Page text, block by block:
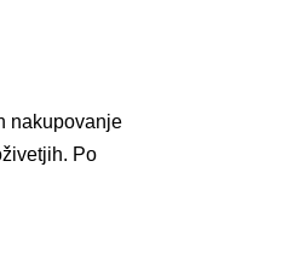
nakupovanje
Po